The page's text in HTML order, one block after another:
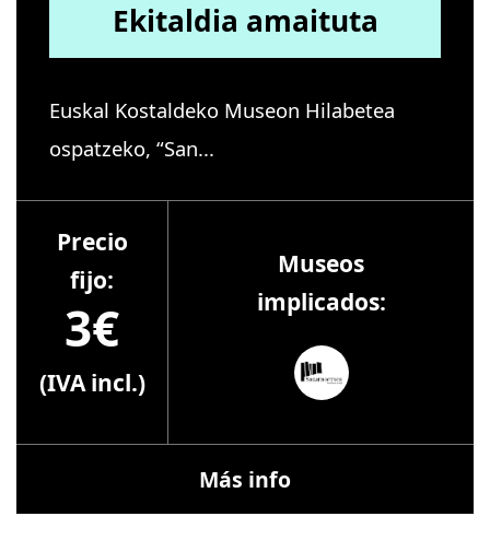
Ekitaldia amaituta
Euskal Kostaldeko Museon Hilabetea
ospatzeko, “San...
Precio
fijo:
3€
(IVA incl.)
Museos
implicados:
Más info